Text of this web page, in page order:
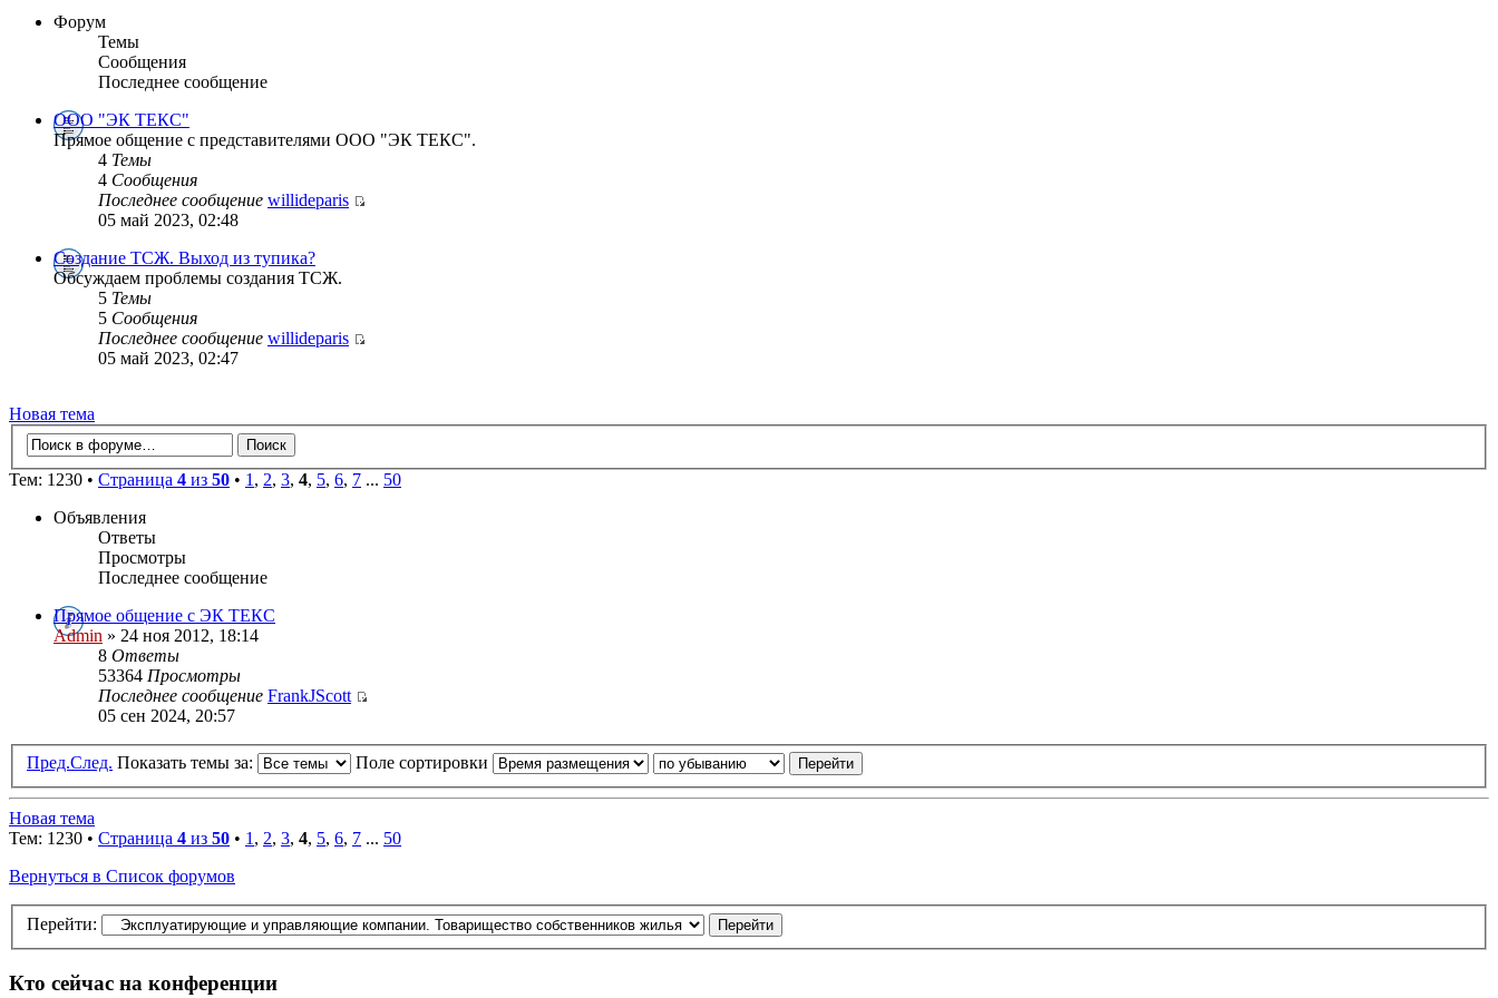
Форум
Темы
Сообщения
Последнее сообщение
ООО "ЭК ТЕКС"
Прямое общение с представителями ООО "ЭК ТЕКС".
4 Темы
4 Сообщения
Последнее сообщение willideparis
05 май 2023, 02:48
Создание ТСЖ. Выход из тупика?
Обсуждаем проблемы создания ТСЖ.
5 Темы
5 Сообщения
Последнее сообщение willideparis
05 май 2023, 02:47
Новая тема
Тем: 1230 • Страница 4 из 50 • 1 , 2, 3, 4, 5, 6, 7 ... 50
Объявления
Ответы
Просмотры
Последнее сообщение
Прямое общение с ЭК ТЕКС
Admin » 24 ноя 2012, 18:14
8 Ответы
53364 Просмотры
Последнее сообщение FrankJScott
05 сен 2024, 20:57
Пред.След. Показать темы за: Поле сортировки
Новая тема
Тем: 1230 • Страница 4 из 50 • 1, 2, 3, 4, 5, 6, 7 ... 50
Вернуться в Список форумов
Перейти:
Кто сейчас на конференции